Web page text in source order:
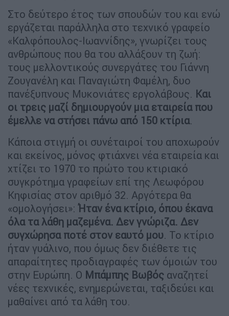
Στο δεύτερο έτος των σπουδών του και ενώ
εργάζεται παράλληλα στο τεχνικό γραφείο
«Καλφόπουλος-Ιωαννίδης», γνωρίζει τους
ανθρώπους που θα του αλλάξουν τη ζωή:
τους μελλοντικούς συνεργάτες του Γιάννη
Ζουγανέλη και Παναγιώτη Φαμέλη, δυο
πανέξυπνους Μυκονιάτες εργολάβους. Και
οι τρεις μαζί δημιουργούν μια εταιρεία που
έμελλε να στήσει πάνω από 150 κτίρια.
Κάποια στιγμή οι συνέταιροί του αποχωρούν
και εκείνος, μόνος φτιάχνει νέα εταιρεία και
χτίζει το 1970 το πρώτο του κτιριακό
συγκρότημα γραφείων επί της Λεωφόρου
Κηφισίας στον αριθμό 32. Αργότερα θα
«ομολογήσει»: Ήταν ένα κτίριο, όπου έκανα
όλα τα λάθη μαζεμένα. Δεν γνώριζα. Δεν
συγχώρησα ποτέ στον εαυτό μου. Το κτίριο
ήταν γυάλινο, που όμως δεν διέθετε τις
απαραίτητες προδιαγραφές των όμοιών του
στην Ευρώπη. Ο Μπάμπης Βωβός αναζητεί
νέες τεχνικές, ενημερώνεται, ταξιδεύει και
μαθαίνει από τα λάθη του.